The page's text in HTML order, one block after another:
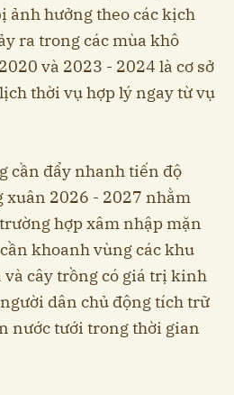
ảnh hưởng theo các kịch
ra trong các mùa khô
và 2023 - 2024 là cơ sở
thời vụ hợp lý ngay từ vụ
cần đẩy nhanh tiến độ
xuân 2026 - 2027 nhằm
hợp xâm nhập mặn
khoanh vùng các khu
và cây trồng có giá trị kinh
dân chủ động tích trữ
nước tưới trong thời gian